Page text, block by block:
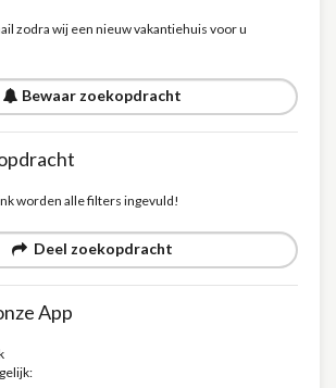
zodra wij een nieuw vakantiehuis voor u
Bewaar zoekopdracht
worden alle filters ingevuld!
Deel zoekopdracht
App